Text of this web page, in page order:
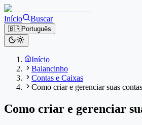
Início Buscar
🇧🇷Português
Início
Balancinho
Contas e Caixas
Como criar e gerenciar suas
Como criar e gerenciar